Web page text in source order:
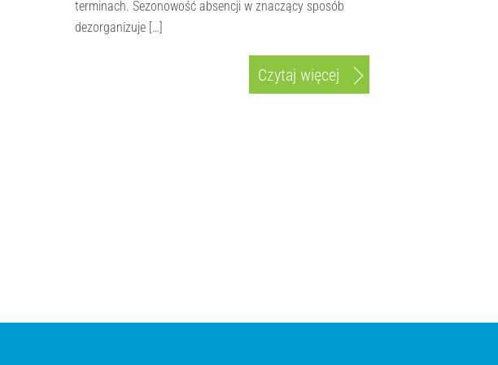
terminach. Sezonowość absencji w znaczący sposób
dezorganizuje […]
Czytaj więcej